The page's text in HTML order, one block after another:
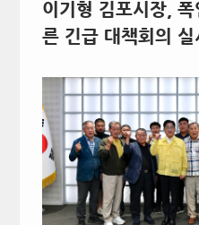
이기형 김포시장,
른 긴급 대책회의 실